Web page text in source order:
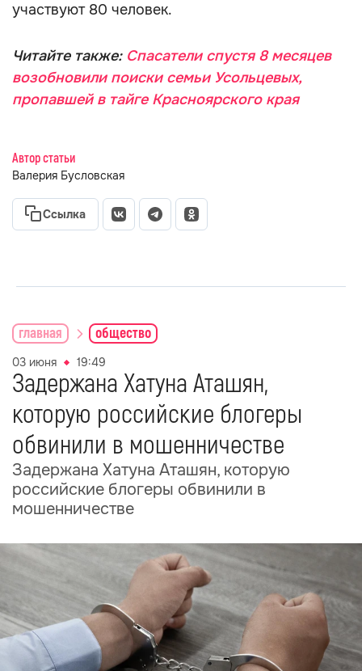
участвуют 80 человек.
Читайте также:Спасатели спустя 8 месяцев
возобновили поиски семьи Усольцевых,
пропавшей в тайге Красноярского края
Автор статьи
Валерия Бусловская
Ссылка
главная общество
03 июня 19:49
Задержана Хатуна Аташян,
которую российские блогеры
обвинили в мошенничестве
Задержана Хатуна Аташян, которую
российские блогеры обвинили в
мошенничестве